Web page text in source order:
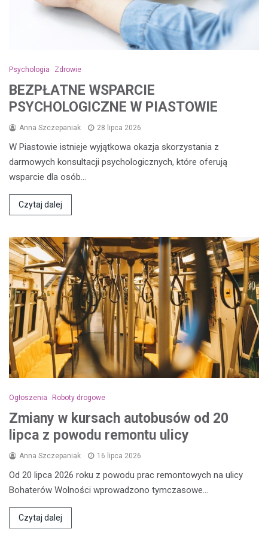
Psychologia Zdrowie
BEZPŁATNE WSPARCIE
PSYCHOLOGICZNE W PIASTOWIE
Anna Szczepaniak 28 lipca 2026
W Piastowie istnieje wyjątkowa okazja skorzystania z
darmowych konsultacji psychologicznych, które oferują
wsparcie dla osób…
Czytaj dalej
Ogłoszenia Roboty drogowe
Zmiany w kursach autobusów od 20
lipca z powodu remontu ulicy
Anna Szczepaniak 16 lipca 2026
Od 20 lipca 2026 roku z powodu prac remontowych na ulicy
Bohaterów Wolności wprowadzono tymczasowe…
Czytaj dalej